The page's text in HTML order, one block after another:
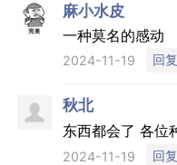
麻小水皮
一种莫名的感动
2024-11-19 回复
秋北
东西都会了 各位
2024-11-19 回复